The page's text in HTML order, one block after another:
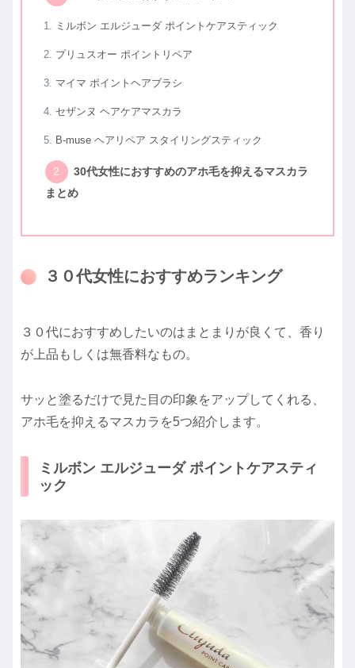
ミルボン エルジューダ ポイントケアスティック
プリュスオー ポイントリペア
マイマ ポイントヘアブラシ
セザンヌ ヘアケアマスカラ
B-muse ヘアリペア スタイリングスティック
30代女性におすすめのアホ毛を抑えるマスカラ
まとめ
３０代女性におすすめランキング
３０代におすすめしたいのはまとまりが良くて、香り
が上品もしくは無香料なもの。
サッと塗るだけで見た目の印象をアップしてくれる、
アホ毛を抑えるマスカラを5つ紹介します。
ミルボン エルジューダ ポイントケアスティ
ック